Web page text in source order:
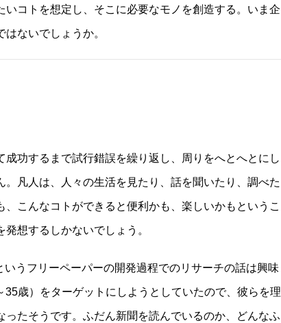
コトを想定し、そこに必要なモノを創造する。いま企
ないでしょうか。
功するまで試行錯誤を繰り返し、周りをへとへとにし
凡人は、人々の生活を見たり、話を聞いたり、調べた
こんなコトができると便利かも、楽しいかもというこ
想するしかないでしょう。
うフリーペーパーの開発過程でのリサーチの話は興味
歳）をターゲットにしようとしていたので、彼らを理
たそうです。ふだん新聞を読んでいるのか、どんなふ